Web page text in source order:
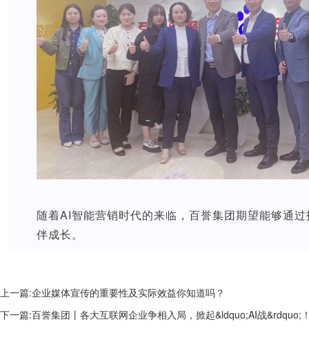
随着AI智能营销时代的来临，百誉集团期望能够通
伴成长。
上一篇:企业媒体宣传的重要性及实际效益你知道吗？
下一篇:百誉集团丨各大互联网企业争相入局，掀起&ldquo;AI战&rdquo;